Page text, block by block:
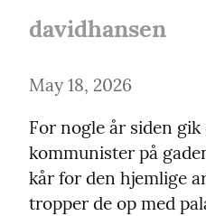
davidhansen
May 18, 2026
For nogle år siden
kommunister på
kår for den hjemlige
tropper de op med